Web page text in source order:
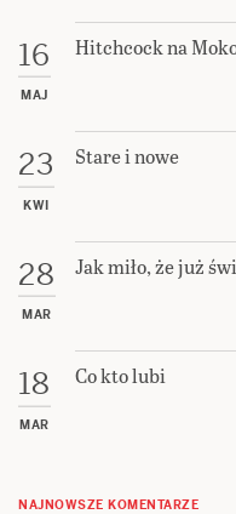
16
MAJ
Hitchcock na
23
KWI
Stare i nowe
28
MAR
Jak miło, że już
18
MAR
Co kto lubi
NAJNOWSZE KOMENTARZE